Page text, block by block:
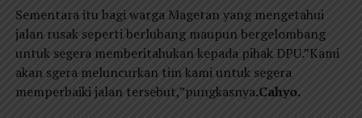
Sementara itu bagi warga Magetan yang mengetahui
jalan rusak seperti berlubang maupun bergelombang
untuk segera memberitahukan kepada pihak DPU.”Kami
akan sgera meluncurkan tim kami untuk segera
memperbaiki jalan tersebut,”pungkasnya.Cahyo.